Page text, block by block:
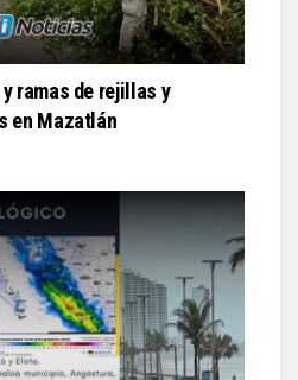
ramas de rejillas y
en Mazatlán